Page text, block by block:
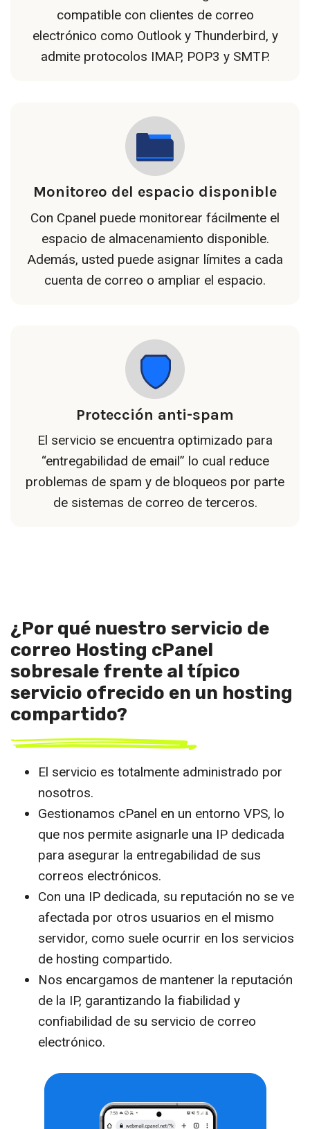
compatible con clientes de correo
electrónico como Outlook y Thunderbird, y
admite protocolos IMAP, POP3 y SMTP.
Monitoreo del espacio disponible
Con Cpanel puede monitorear fácilmente el
espacio de almacenamiento disponible.
Además, usted puede asignar límites a cada
cuenta de correo o ampliar el espacio.
Protección anti-spam
El servicio se encuentra optimizado para
“entregabilidad de email” lo cual reduce
problemas de spam y de bloqueos por parte
de sistemas de correo de terceros.
¿Por qué nuestro servicio de
correo Hosting cPanel
sobresale frente al típico
servicio ofrecido en un hosting
compartido?
El servicio es totalmente administrado por
nosotros.
Gestionamos cPanel en un entorno VPS, lo
que nos permite asignarle una IP dedicada
para asegurar la entregabilidad de sus
correos electrónicos.
Con una IP dedicada, su reputación no se ve
afectada por otros usuarios en el mismo
servidor, como suele ocurrir en los servicios
de hosting compartido.
Nos encargamos de mantener la reputación
de la IP, garantizando la fiabilidad y
confiabilidad de su servicio de correo
electrónico.